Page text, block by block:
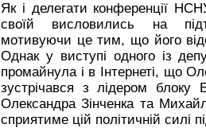
Як і делегати конференції
своїй висловились на
мотивуючи це тим, що його
Однак у виступі одного із
промайнула і в Інтернеті, що
зустрічався з лідером
Олександра Зінченка та
сприятиме цій політичній силі